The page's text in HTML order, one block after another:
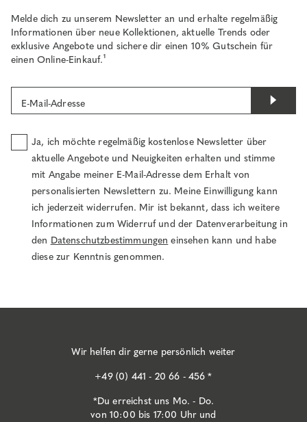
Melde dich zu unserem Newsletter an und erhalte regelmäßig
Informationen über neue Kollektionen, aktuelle Trends oder
exklusive Angebote und sichere dir einen 10% Gutschein für
einen Online-Einkauf.¹
E-Mail-Adresse
Ja, ich möchte regelmäßig kostenlose Newsletter über
aktuelle Angebote und Neuigkeiten erhalten und stimme
mit Angabe meiner E-Mail-Adresse dem Erhalt von
personalisierten Newslettern zu. Meine Einwilligung kann
ich jederzeit widerrufen. Mir ist bekannt, dass ich weitere
Informationen zum Widerruf und der Datenverarbeitung in
den Datenschutzbestimmungen einsehen kann und habe
diese zur Kenntnis genommen.
Wir helfen dir gerne persönlich weiter
+49 (0) 441 - 20 66 - 456 *
*Du erreichst uns Mo. - Do.
von 10:00 bis 17:00 Uhr und